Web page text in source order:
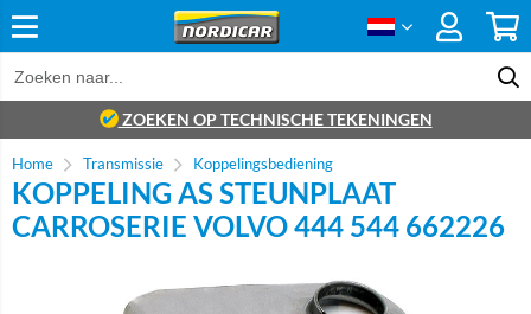
ZOEKEN OP TECHNISCHE TEKENINGEN
Home Transmissie Koppelingsbediening
KOPPELING AS STEUNPLAAT
CARROSERIE VOLVO 444 544 662226